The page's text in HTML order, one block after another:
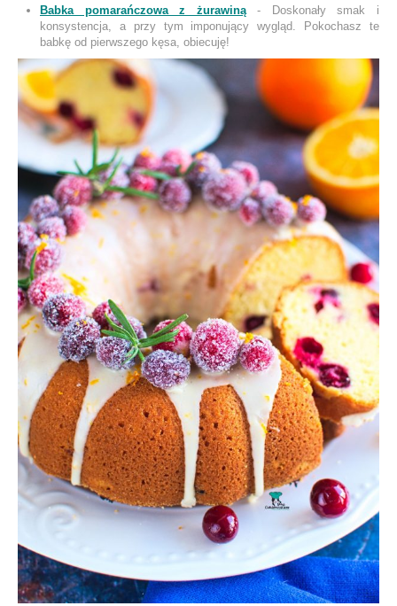
Babka pomarańczowa z żurawiną- Doskonały smak i
konsystencja, a przy tym imponujący wygląd. Pokochasz te
babkę od pierwszego kęsa, obiecuję!